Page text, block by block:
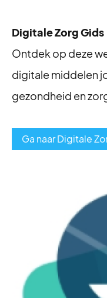
Digitale Zorg Gids
Ontdek op deze
digitale middelen
gezondheid en
Ga naar Digitale